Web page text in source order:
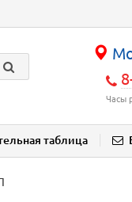
Часы
таблица